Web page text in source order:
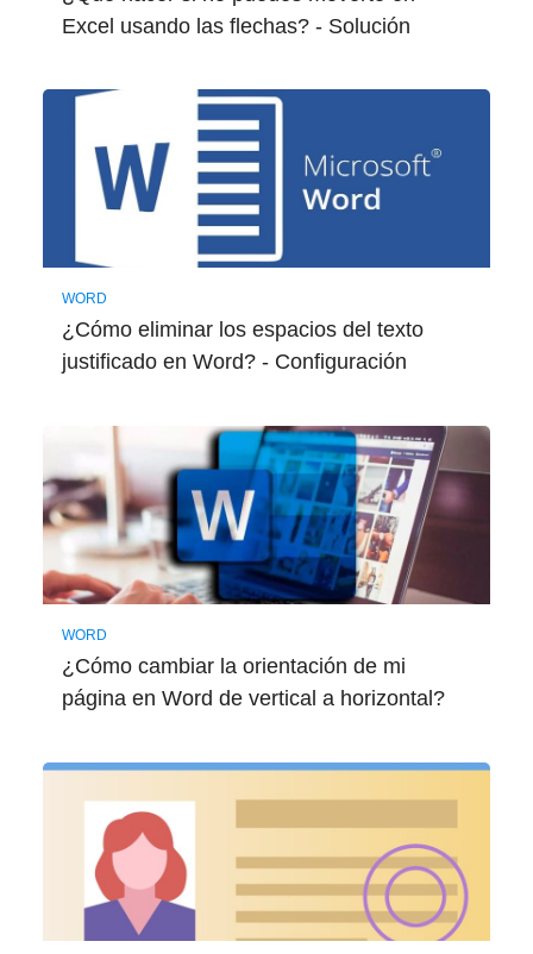
Excel usando las flechas? - Solución
WORD
¿Cómo eliminar los espacios del texto
justificado en Word? - Configuración
WORD
¿Cómo cambiar la orientación de mi
página en Word de vertical a horizontal?